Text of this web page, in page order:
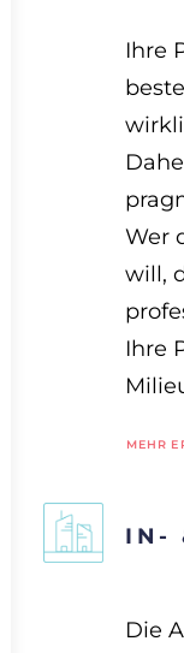
Ihre
Wer
will,
Ihre
MEHR
IN-
Die